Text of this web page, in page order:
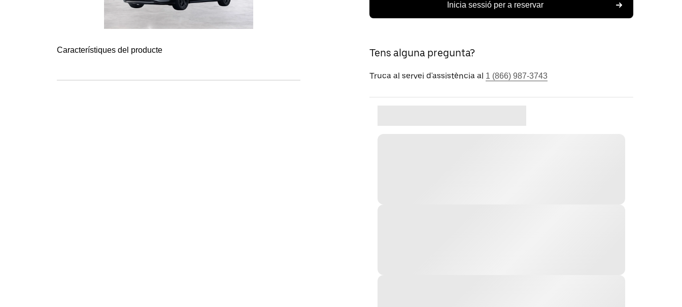
Característiques del producte
Inicia sessió per a reservar
Tens alguna pregunta?
Truca al servei d'assistència al 1 (866) 987-3743